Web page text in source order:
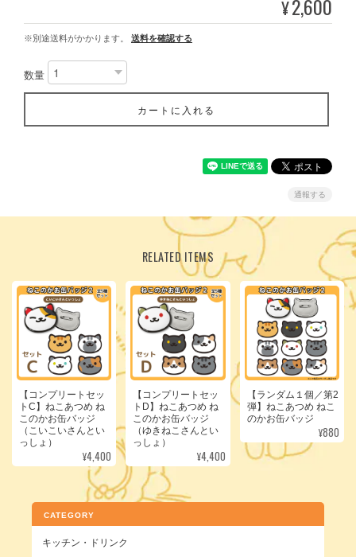
¥2,600
※別途送料がかかります。 送料を確認する
数量
カートに入れる
通報する
RELATED ITEMS
【コンプリートセッ
トC】ねこあつめ ね
このかお缶バッジ
（こいこいさんとい
っしょ）
¥4,400
【コンプリートセッ
トD】ねこあつめ ね
このかお缶バッジ
（ゆきねこさんとい
っしょ）
¥4,400
【ランダム１個／第2
弾】ねこあつめ ねこ
のかお缶バッジ
¥880
CATEGORY
キッチン・ドリンク